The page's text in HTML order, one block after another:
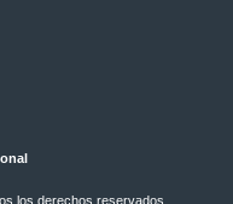
los derechos reservados.